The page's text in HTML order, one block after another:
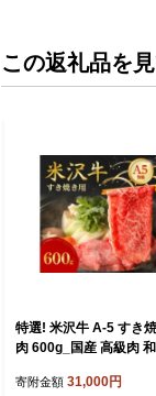
この返礼品を
特選! 米沢牛 A-5 すき
肉 600g_国産 高級肉
め 送料無料 山形県【
寄附金額 31,000円